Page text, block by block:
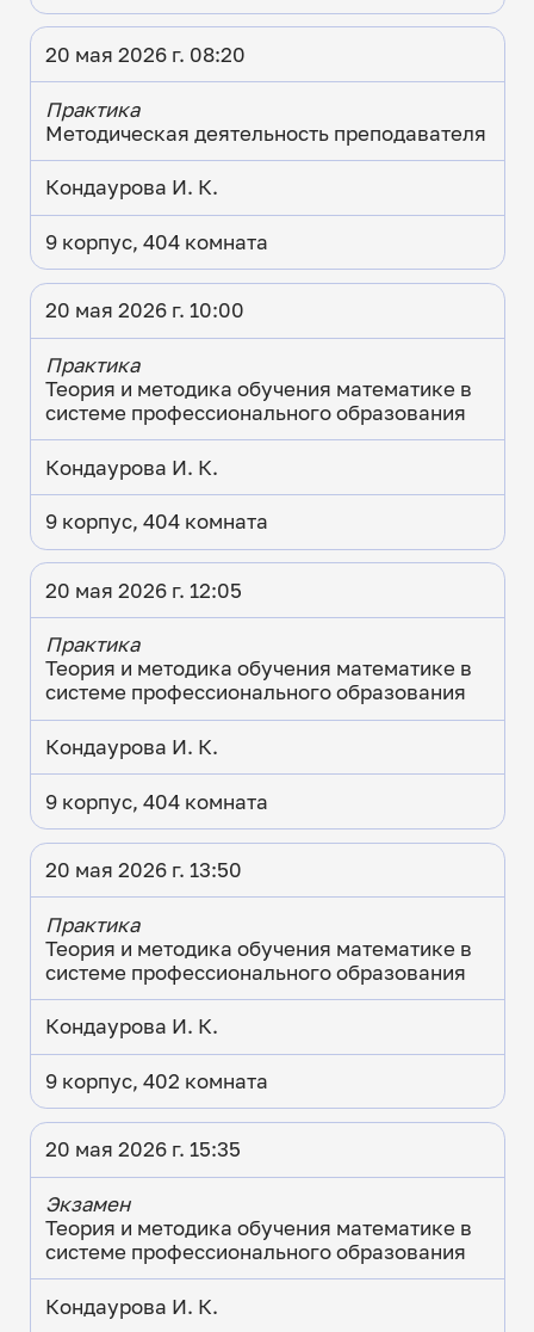
20 мая 2026 г. 08:20
Практика
Методическая деятельность преподавателя
Кондаурова И. К.
9 корпус, 404 комната
20 мая 2026 г. 10:00
Практика
Теория и методика обучения математике в
системе профессионального образования
Кондаурова И. К.
9 корпус, 404 комната
20 мая 2026 г. 12:05
Практика
Теория и методика обучения математике в
системе профессионального образования
Кондаурова И. К.
9 корпус, 404 комната
20 мая 2026 г. 13:50
Практика
Теория и методика обучения математике в
системе профессионального образования
Кондаурова И. К.
9 корпус, 402 комната
20 мая 2026 г. 15:35
Экзамен
Теория и методика обучения математике в
системе профессионального образования
Кондаурова И. К.